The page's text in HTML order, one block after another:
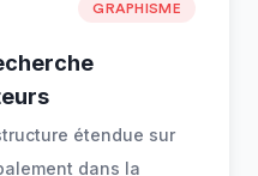
GRAPHISME
étendue sur
dans la